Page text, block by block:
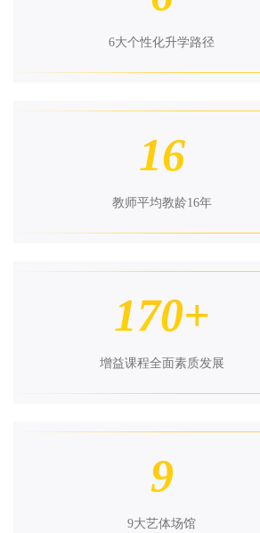
6大个性化升学路径
16
教师平均教龄16年
170+
增益课程全面素质发展
9
9大艺体场馆